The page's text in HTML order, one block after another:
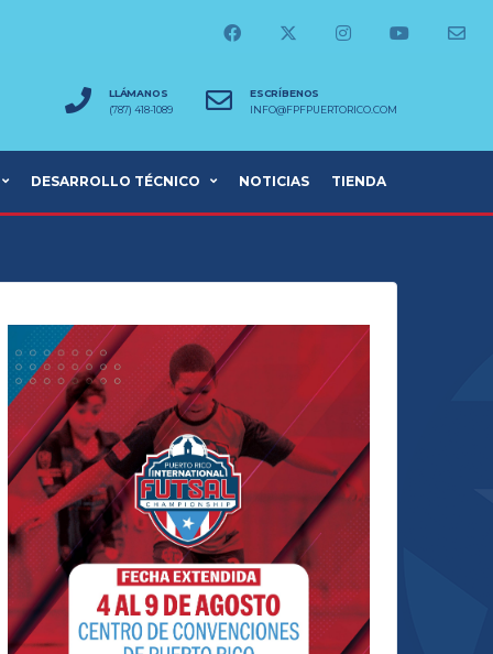
LLÁMANOS
(787) 418-1089
ESCRÍBENOS
INFO@FPFPUERTORICO.COM
DESARROLLO TÉCNICO NOTICIAS TIENDA